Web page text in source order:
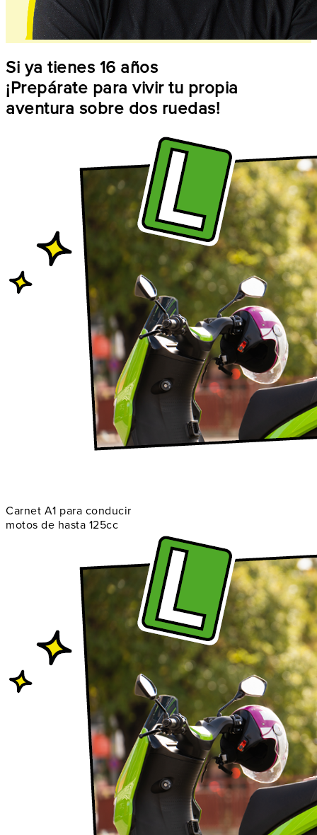
Si ya tienes 16 años
¡Prepárate para vivir tu propia
aventura sobre dos ruedas!
Carnet A1 para conducir
motos de hasta 125cc